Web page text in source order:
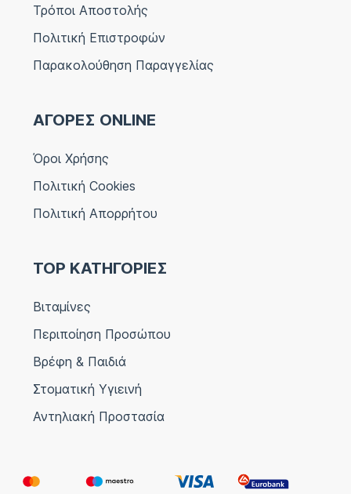
Τρόποι Αποστολής
Πολιτική Επιστροφών
Παρακολούθηση Παραγγελίας
ΑΓΟΡΕΣ ONLINE
Όροι Χρήσης
Πολιτική Cookies
Πολιτική Απορρήτου
TOP ΚΑΤΗΓΟΡΙΕΣ
Βιταμίνες
Περιποίηση Προσώπου
Βρέφη & Παιδιά
Στοματική Υγιεινή
Αντηλιακή Προστασία